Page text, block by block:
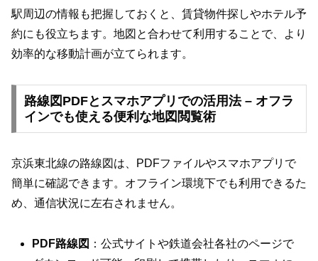
駅周辺の情報も把握しておくと、賃貸物件探しやホテル予
約にも役立ちます。地図と合わせて利用することで、より
効率的な移動計画が立てられます。
路線図PDFとスマホアプリでの活用法 – オフラ
インでも使える便利な地図閲覧術
京浜東北線の路線図は、PDFファイルやスマホアプリで
簡単に確認できます。オフライン環境下でも利用できるた
め、通信状況に左右されません。
PDF路線図 ：公式サイトや鉄道会社各社のページで